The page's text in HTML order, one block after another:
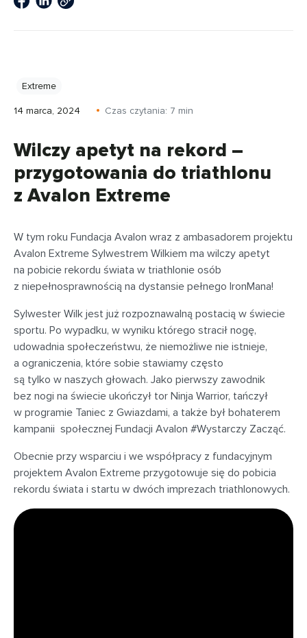
Extreme
14 marca, 2024 Czas czytania: 7 min
Wilczy apetyt na rekord –
przygotowania do triathlonu
z Avalon Extreme
W tym roku Fundacja Avalon wraz z ambasadorem projektu
Avalon Extreme Sylwestrem Wilkiem ma wilczy apetyt
na pobicie rekordu świata w triathlonie osób
z niepełnosprawnością na dystansie pełnego IronMana!
Sylwester Wilk jest już rozpoznawalną postacią w świecie
sportu. Po wypadku, w wyniku którego stracił nogę,
udowadnia społeczeństwu, że niemożliwe nie istnieje,
a ograniczenia, które sobie stawiamy często
są tylko w naszych głowach. Jako pierwszy zawodnik
bez nogi na świecie ukończył tor Ninja Warrior, tańczył
w programie Taniec z Gwiazdami, a także był bohaterem
kampanii społecznej Fundacji Avalon #Wystarczy Zacząć.
Obecnie przy wsparciu i we współpracy z fundacyjnym
projektem Avalon Extreme przygotowuje się do pobicia
rekordu świata i startu w dwóch imprezach triathlonowych.